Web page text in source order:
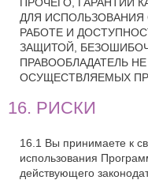
ДЛЯ ИСПОЛЬЗОВАНИЯ
РАБОТЕ И
ЗАЩИТОЙ,
ПРАВООБЛАДАТЕЛЬ
ОСУЩЕСТВЛЯЕМЫХ
16. РИСКИ
16.1 Вы принимаете к
использования
действующего